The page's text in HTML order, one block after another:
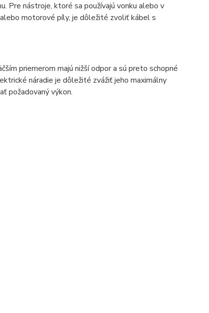
Pre nástroje, ktoré sa používajú vonku alebo v
motorové píly, je dôležité zvoliť kábel s
priemerom majú nižší odpor a sú preto schopné
náradie je dôležité zvážiť jeho maximálny
požadovaný výkon.